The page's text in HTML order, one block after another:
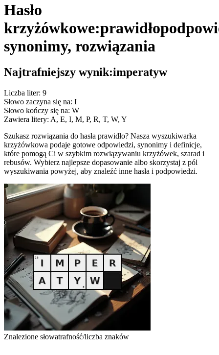
Hasło
krzyżówkowe:prawidło
synonimy, rozwiązania
Najtrafniejszy wynik:imperatyw
Liczba liter: 9
Słowo zaczyna się na: I
Słowo kończy się na: W
Zawiera litery: A, E, I, M, P, R, T, W, Y
Szukasz rozwiązania do hasła prawidło? Nasza wyszukiwarka
krzyżówkowa podaje gotowe odpowiedzi, synonimy i definicje,
które pomogą Ci w szybkim rozwiązywaniu krzyżówek, szarad i
rebusów. Wybierz najlepsze dopasowanie albo skorzystaj z pól
wyszukiwania powyżej, aby znaleźć inne hasła i podpowiedzi.
Znalezione słowatrafność/liczba znaków